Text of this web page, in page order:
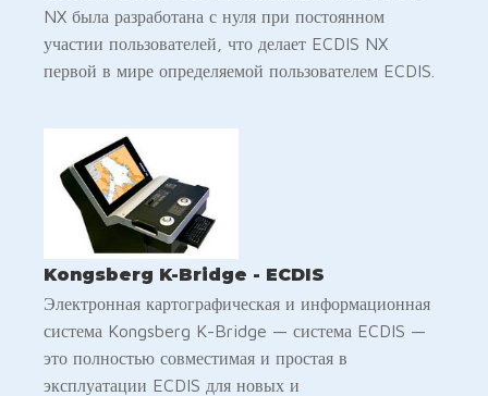
NX была разработана с нуля при постоянном
участии пользователей, что делает ECDIS NX
первой в мире определяемой пользователем ECDIS.
Kongsberg K-Bridge - ECDIS
Электронная картографическая и информационная
система Kongsberg K-Bridge — система ECDIS —
это полностью совместимая и простая в
эксплуатации ECDIS для новых и